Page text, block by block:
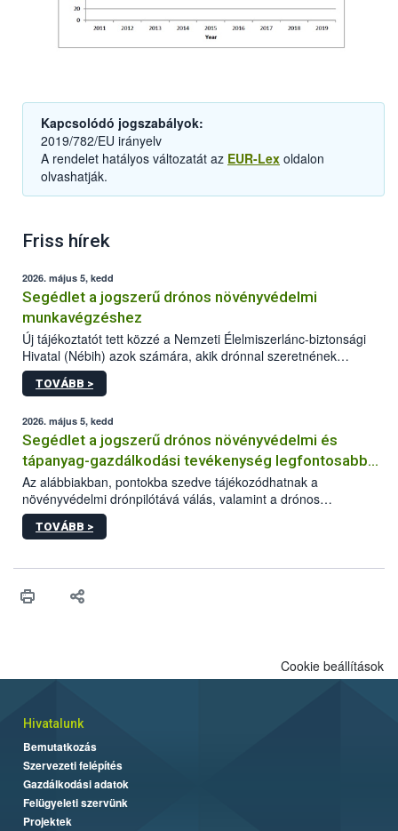
Kapcsolódó jogszabályok:
2019/782/EU irányelv
A rendelet hatályos változatát az EUR-Lex oldalon
olvashatják.
Friss hírek
2026. május 5, kedd
Segédlet a jogszerű drónos növényvédelmi
munkavégzéshez
Új tájékoztatót tett közzé a Nemzeti Élelmiszerlánc-biztonsági
Hivatal (Nébih) azok számára, akik drónnal szeretnének
növényvédelmi vagy tápanyag-gazdálkodási tevékenységet
végezni Magyarországon. Az összefoglaló részletesen
műszaki és hatósági feltételek.
TOVÁBB >
2026. május 5, kedd
Segédlet a jogszerű drónos növényvédelmi és
tápanyag-gazdálkodási tevékenység legfontosabb
feltételeiről
Az alábbiakban, pontokba szedve tájékozódhatnak a
növényvédelmi drónpilótává válás, valamint a drónos
növényvédelmi és tápanyag-gazdálkodási tevékenység
végzésének legfontosabb feltételeiről*.
TOVÁBB >
Cookie beállítások
Hivatalunk
Bemutatkozás
Szervezeti felépítés
Gazdálkodási adatok
Felügyeleti szervünk
Projektek